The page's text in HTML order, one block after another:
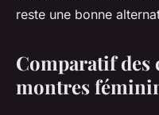
reste une bonne
Comparatif des
montres